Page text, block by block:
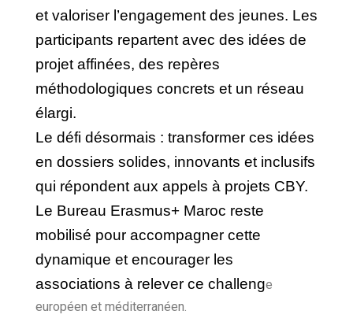
et valoriser l’engagement des jeunes. Les
participants repartent avec des idées de
projet affinées, des repères
méthodologiques concrets et un réseau
élargi.
Le défi désormais : transformer ces idées
en dossiers solides, innovants et inclusifs
qui répondent aux appels à projets CBY.
Le Bureau Erasmus+ Maroc reste
mobilisé pour accompagner cette
dynamique et encourager les
associations à relever ce challenge
européen et méditerranéen.